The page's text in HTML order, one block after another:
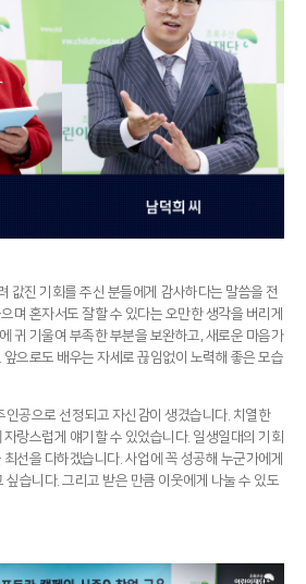
값진 기회를 주신 분들에게 감사하다는 말씀을 전
며 혼자서도 잘할 수 있다는 오만한 생각을 버리게
귀 기울여 부족한 부분을 보완하고, 새로운 마음가
으로도 배우는 자세로 끊임없이 노력해 좋은 모습
인공으로 선정되고 자신감이 생겼습니다. 치열한
랑스럽게 얘기할 수 있었습니다. 일생일대의 기회
선을 다하겠습니다. 사업에 꼭 성공해 누군가에게
싶습니다. 그리고 받은 만큼 이웃에게 나눌 수 있도